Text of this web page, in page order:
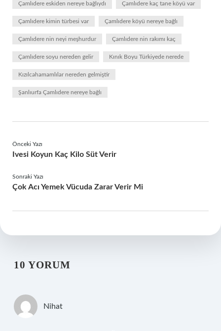
Çamlıdere eskiden nereye bağlıydı Çamlıdere kaç tane köyü var
Çamlıdere kimin türbesi var Çamlıdere köyü nereye bağlı
Çamlıdere nin neyi meşhurdur Çamlıdere nin rakımı kaç
Çamlıdere soyu nereden gelir Kınık Boyu Türkiyede nerede
Kızılcahamamlılar nereden gelmiştir
Şanlıurfa Çamlıdere nereye bağlı
Önceki Yazı
Ivesi Koyun Kaç Kilo Süt Verir
Sonraki Yazı
Çok Acı Yemek Vücuda Zarar Verir Mi
10 YORUM
Nihat